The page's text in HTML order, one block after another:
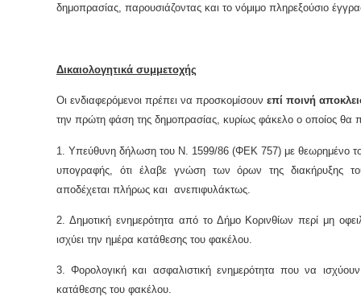
δημοπρασίας, παρουσιάζοντας και το νόμιμο πληρεξούσιο
Δικαιολογητικά συμμετοχής
Οι ενδιαφερόμενοι πρέπει να προσκομίσουν επί ποινή
την πρώτη φάση της δημοπρασίας, κυρίως φάκελο ο οποίος θα
1. Υπεύθυνη δήλωση του Ν. 1599/86 (ΦΕΚ 757) με θεωρημένο το
υπογραφής, ότι έλαβε γνώση των όρων της διακήρυξης
αποδέχεται πλήρως και ανεπιφυλάκτως.
2. Δημοτική ενημερότητα από το Δήμο Κορινθίων περί μη
ισχύει την ημέρα κατάθεσης του φακέλου.
3. Φορολογική και ασφαλιστική ενημερότητα που να
κατάθεσης του φακέλου.